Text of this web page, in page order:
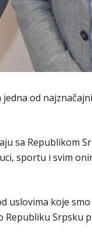
od
sa Republikom
sportu i svim
uslovima koje
Srpsku